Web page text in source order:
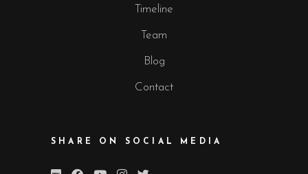
Timeline
Team
Blog
Contact
SHARE ON SOCIAL MEDIA